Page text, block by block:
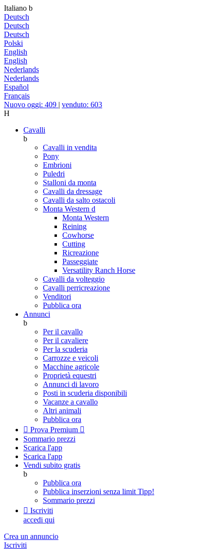
Italiano b
Deutsch
Deutsch
Deutsch
Polski
English
English
Nederlands
Nederlands
Español
Français
Nuovo oggi: 409 | venduto: 603
H
Cavalli
b
Cavalli in vendita
Pony
Embrioni
Puledri
Stalloni da monta
Cavalli da dressage
Cavalli da salto ostacoli
Monta Western d
Monta Western
Reining
Cowhorse
Cutting
Ricreazione
Passeggiate
Versatility Ranch Horse
Cavalli da volteggio
Cavalli perricreazione
Venditori
Pubblica ora
Annunci
b
Per il cavallo
Per il cavaliere
Per la scuderia
Carrozze e veicoli
Macchine agricole
Proprietà equestri
Annunci di lavoro
Posti in scuderia disponibili
Vacanze a cavallo
Altri animali
Pubblica ora
 Prova Premium 
Sommario prezzi
Scarica l'app
Scarica l'app
Vendi subito gratis
b
Pubblica ora
Pubblica inserzioni senza limit Tipp!
Sommario prezzi
 Iscriviti
accedi qui
Crea un annuncio
Iscriviti